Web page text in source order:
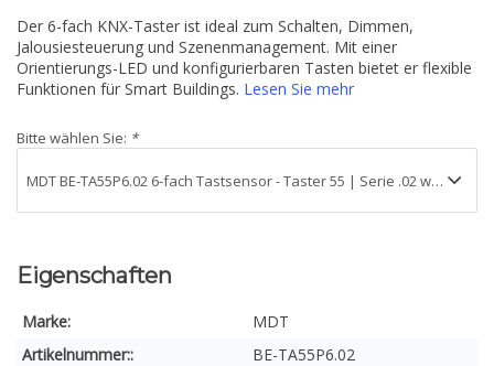
Der 6-fach KNX-Taster ist ideal zum Schalten, Dimmen,
Jalousiesteuerung und Szenenmanagement. Mit einer
Orientierungs-LED und konfigurierbaren Tasten bietet er flexible
Funktionen für Smart Buildings. Lesen Sie mehr
Bitte wählen Sie: *
Eigenschaften
Marke:
MDT
Artikelnummer::
BE-TA55P6.02